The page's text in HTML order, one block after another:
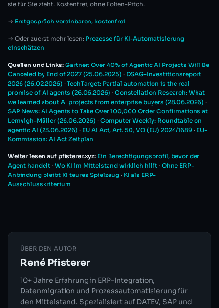
sie für Sie zieht. Kostenfrei, ohne Folien-Pitch.
→ Erstgespräch vereinbaren, kostenfrei
→ Oder zuerst mehr lesen: Prozesse für KI-Automatisierung
einschätzen
Quellen und Links: Gartner: Over 40% of Agentic AI Projects Will Be
Canceled by End of 2027 (25.06.2025) · DSAG-Investitionsreport
2026 (26.02.2026) · TechTarget: Partial automation is the real
promise of AI agents (26.06.2026) · Constellation Research: What
we learned about AI projects from enterprise buyers (28.06.2026) ·
SAP News: AI Agents to Take Over 100,000 Order Confirmations at
Lemvigh-Müller (26.06.2026) · Computer Weekly: Roundtable on
agentic AI (23.06.2026) · EU AI Act, Art. 50, VO (EU) 2024/1689 · EU-
Kommission: AI Act Zeitplan
Weiter lesen auf pfisterer.xyz: Ein Berechtigungsprofil, bevor der
Agent handelt · Wo KI im Mittelstand wirklich hilft · Ohne ERP-
Anbindung bleibt KI teures Spielzeug · KI als ERP-
Ausschlusskriterium
ÜBER DEN AUTOR
René Pfisterer
10+ Jahre Erfahrung in ERP-Integration,
Datenmigration und Prozessautomatisierung für
den Mittelstand. Spezialisiert auf DATEV, SAP und